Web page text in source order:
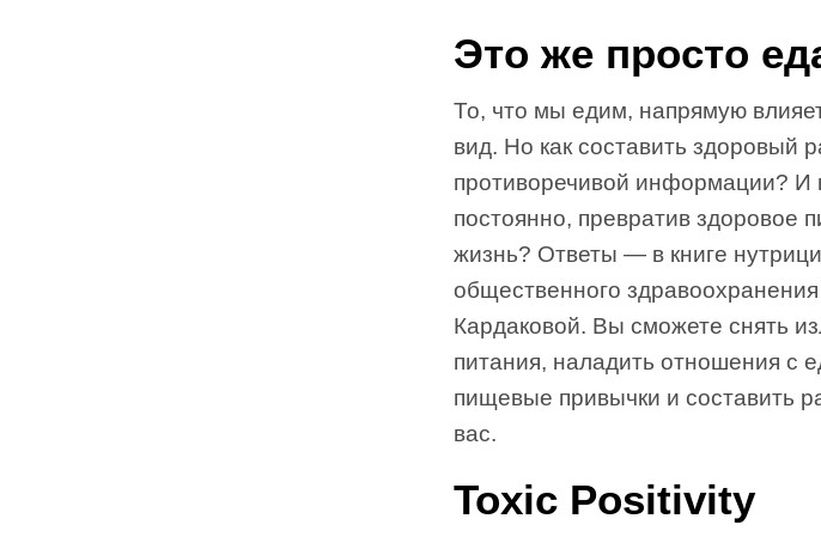
Это же просто
То, что мы едим, напрямую
вид. Но как составить здоровый
противоречивой информации? И
постоянно, превратив здоровое
жизнь? Ответы — в книге
общественного
Кардаковой. Вы сможете снять
питания, наладить отношения с
пищевые привычки и составить
вас.
Toxic Positivity